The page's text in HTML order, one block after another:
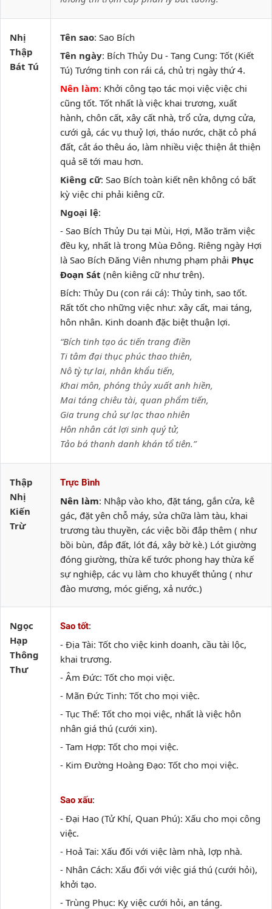
Nhị
Thập
Bát Tú
Tên sao: Sao Bích
Tên ngày: Bích Thủy Du - Tang Cung: Tốt (Kiết
Tú) Tướng tinh con rái cá, chủ trị ngày thứ 4.
Nên làm: Khởi công tạo tác mọi việc việc chi
cũng tốt. Tốt nhất là việc khai trương, xuất
hành, chôn cất, xây cất nhà, trổ cửa, dựng cửa,
cưới gả, các vụ thuỷ lợi, tháo nước, chặt cỏ phá
đất, cắt áo thêu áo, làm nhiều việc thiện ắt thiện
quả sẽ tới mau hơn.
Kiêng cữ: Sao Bích toàn kiết nên không có bất
kỳ việc chi phải kiêng cữ.
Ngoại lệ:
- Sao Bích Thủy Du tại Mùi, Hợi, Mão trăm việc
đều kỵ, nhất là trong Mùa Đông. Riêng ngày Hợi
là Sao Bích Đăng Viên nhưng phạm phải Phục
Đoạn Sát (nên kiêng cữ như trên).
Bích: Thủy Du (con rái cá): Thủy tinh, sao tốt.
Rất tốt cho những việc như: xây cất, mai táng,
hôn nhân. Kinh doanh đặc biệt thuận lợi.
“Bích tinh tạo ác tiến trang điền
Ti tâm đại thục phúc thao thiên,
Nô tỳ tự lai, nhân khẩu tiến,
Khai môn, phóng thủy xuất anh hiền,
Mai táng chiêu tài, quan phẩm tiến,
Gia trung chủ sự lạc thao nhiên
Hôn nhân cát lợi sinh quý tử,
Tảo bá thanh danh khán tổ tiên.”
Thập
Nhị
Kiến
Trừ
Trực Bình
Nên làm: Nhập vào kho, đặt táng, gắn cửa, kê
gác, đặt yên chỗ máy, sửa chữa làm tàu, khai
trương tàu thuyền, các việc bồi đắp thêm ( như
bồi bùn, đắp đất, lót đá, xây bờ kè.) Lót giường
đóng giường, thừa kế tước phong hay thừa kế
sự nghiệp, các vụ làm cho khuyết thủng ( như
đào mương, móc giếng, xả nước.)
Ngọc
Hạp
Thông
Thư
Sao tốt:
- Địa Tài: Tốt cho việc kinh doanh, cầu tài lộc,
khai trương.
- Âm Đức: Tốt cho mọi việc.
- Mãn Đức Tinh: Tốt cho mọi việc.
- Tục Thế: Tốt cho mọi việc, nhất là việc hôn
nhân giá thú (cưới xin).
- Tam Hợp: Tốt cho mọi việc.
- Kim Đường Hoàng Đạo: Tốt cho mọi việc.
Sao xấu:
- Đại Hao (Tử Khí, Quan Phú): Xấu cho mọi công
việc.
- Hoả Tai: Xấu đối với việc làm nhà, lợp nhà.
- Nhân Cách: Xấu đối với việc giá thú (cưới hỏi),
khởi tạo.
- Trùng Phục: Kỵ việc cưới hỏi, an táng.